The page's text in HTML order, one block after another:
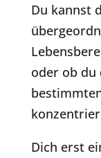
Du kannst
oder ob du
Dich erst